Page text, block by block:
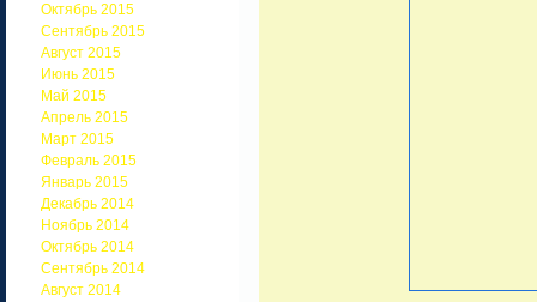
Октябрь 2015
Сентябрь 2015
Август 2015
Июнь 2015
Май 2015
Апрель 2015
Март 2015
Февраль 2015
Январь 2015
Декабрь 2014
Ноябрь 2014
Октябрь 2014
Сентябрь 2014
Август 2014